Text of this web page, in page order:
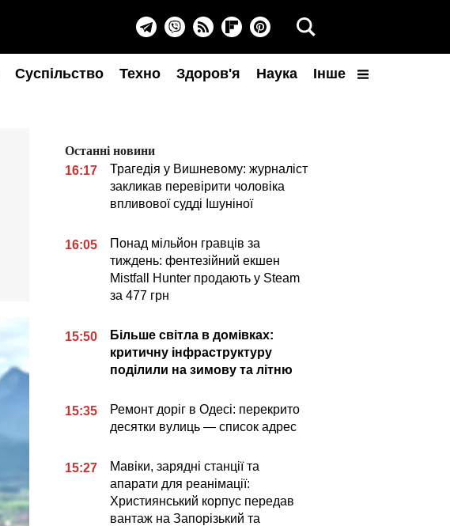
Суспільство Техно Здоров'я Наука Інше
Останні новини
16:17
Трагедія у Вишневому: журналіст
закликав перевірити чоловіка
впливової судді Ішуніної
16:05
Понад мільйон гравців за
тиждень: фентезійний екшен
Mistfall Hunter продають у Steam
за 477 грн
15:50
Більше світла в домівках:
критичну інфраструктуру
поділили на зимову та літню
15:35
Ремонт доріг в Одесі: перекрито
десятки вулиць — список адрес
15:27
Мавіки, зарядні станції та
апарати для реанімації:
Християнський корпус передав
вантаж на Запорізький та